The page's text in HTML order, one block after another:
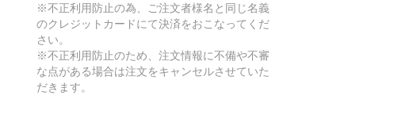
※不正利用防止の為、ご注文者様名と同じ名義
のクレジットカードにて決済をおこなってくだ
さい。
※不正利用防止のため、注文情報に不備や不審
な点がある場合は注文をキャンセルさせていた
だきます。